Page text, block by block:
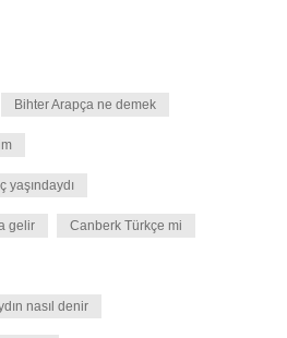
Bihter Arapça ne demek
yaşındaydı
gelir Canberk Türkçe mi
nasıl denir